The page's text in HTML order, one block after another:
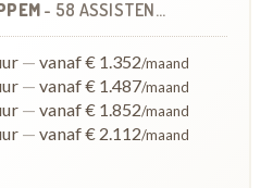
- 58 ASSISTENTIEWONINGEN
— vanaf € 1.352/maand
— vanaf € 1.487/maand
— vanaf € 1.852/maand
— vanaf € 2.112/maand